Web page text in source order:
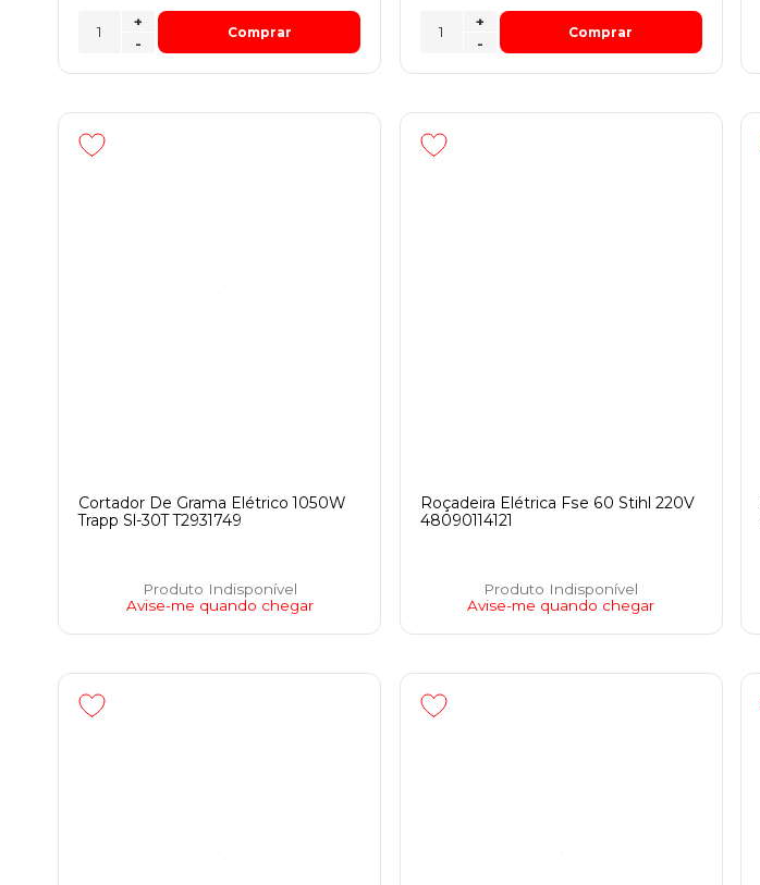
-
+
Comprar
-
+
Comprar
Cortador De Grama Elétrico 1050W
Trapp Sl-30T T2931749
Produto Indisponível
Avise-me quando chegar
Roçadeira Elétrica Fse 60 Stihl 220V
48090114121
Produto Indisponível
Avise-me quando chegar